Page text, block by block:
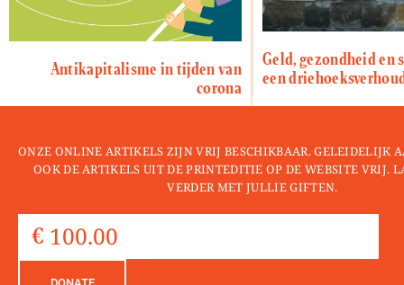
Antikapitalisme in tijden van
corona
Geld, gezondheid
een
ONZE ONLINE ARTIKELS ZIJN VRIJ BESCHIKBAAR. GELEIDELIJK
OOK DE ARTIKELS UIT DE PRINTEDITIE OP DE WEBSITE VRIJ.
VERDER MET JULLIE GIFTEN.